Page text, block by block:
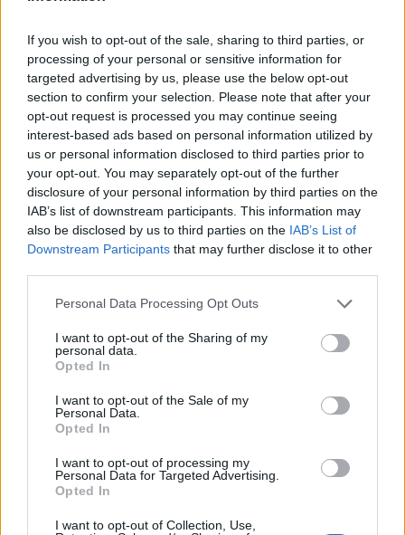
If you wish to opt-out of the sale, sharing to third parties, or
processing of your personal or sensitive information for
targeted advertising by us, please use the below opt-out
section to confirm your selection. Please note that after your
opt-out request is processed you may continue seeing
interest-based ads based on personal information utilized by
us or personal information disclosed to third parties prior to
your opt-out. You may separately opt-out of the further
disclosure of your personal information by third parties on the
IAB’s list of downstream participants. This information may
also be disclosed by us to third parties on the IAB’s List of
Downstream Participants that may further disclose it to other
Personal Data Processing Opt Outs
I want to opt-out of the Sharing of my
personal data.
Opted In
I want to opt-out of the Sale of my
Personal Data.
Opted In
I want to opt-out of processing my
Personal Data for Targeted Advertising.
Opted In
I want to opt-out of Collection, Use,